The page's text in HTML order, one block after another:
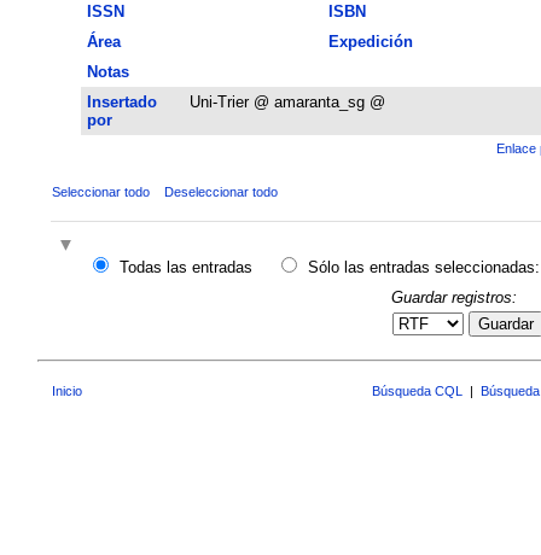
ISSN
ISBN
Área
Expedición
Notas
Insertado
por
Uni-Trier @ amaranta_sg @
Enlace
Seleccionar todo Deseleccionar todo
Todas las entradas
Sólo las entradas seleccionadas:
Guardar registros:
Guardar
Inicio Búsqueda CQL